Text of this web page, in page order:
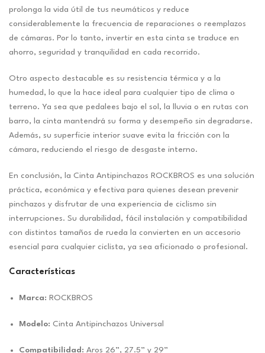
prolonga la vida útil de tus neumáticos y reduce
considerablemente la frecuencia de reparaciones o reemplazos
de cámaras. Por lo tanto, invertir en esta cinta se traduce en
ahorro, seguridad y tranquilidad en cada recorrido.
Otro aspecto destacable es su resistencia térmica y a la
humedad, lo que la hace ideal para cualquier tipo de clima o
terreno. Ya sea que pedalees bajo el sol, la lluvia o en rutas con
barro, la cinta mantendrá su forma y desempeño sin degradarse.
Además, su superficie interior suave evita la fricción con la
cámara, reduciendo el riesgo de desgaste interno.
En conclusión, la Cinta Antipinchazos ROCKBROS es una solución
práctica, económica y efectiva para quienes desean prevenir
pinchazos y disfrutar de una experiencia de ciclismo sin
interrupciones. Su durabilidad, fácil instalación y compatibilidad
con distintos tamaños de rueda la convierten en un accesorio
esencial para cualquier ciclista, ya sea aficionado o profesional.
Características
Marca: ROCKBROS
Modelo: Cinta Antipinchazos Universal
Compatibilidad: Aros 26”, 27.5” y 29”